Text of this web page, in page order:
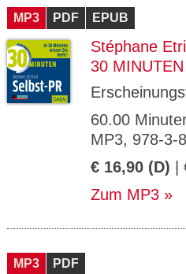
MP3 PDF EPUB
Stéphane
30
60.00
MP3, 978-3-
€ 16,90 (D) |
Zum MP3
MP3 PDF